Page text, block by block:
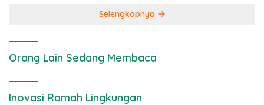
Selengkapnya
Orang Lain Sedang Membaca
Inovasi Ramah Lingkungan